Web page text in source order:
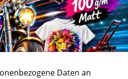
Daten an